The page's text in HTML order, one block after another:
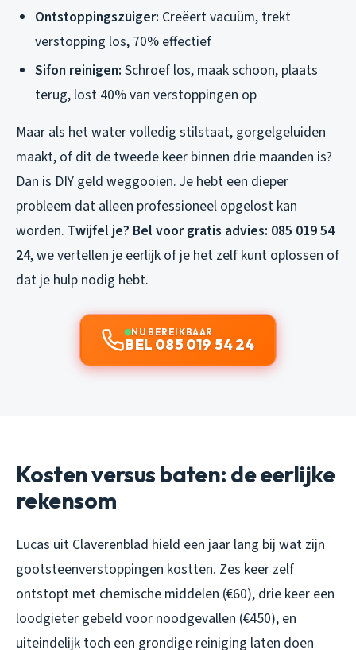
Ontstoppingszuiger: Creëert vacuüm, trekt
verstopping los, 70% effectief
Sifon reinigen: Schroef los, maak schoon, plaats
terug, lost 40% van verstoppingen op
Maar als het water volledig stilstaat, gorgelgeluiden
maakt, of dit de tweede keer binnen drie maanden is?
Dan is DIY geld weggooien. Je hebt een dieper
probleem dat alleen professioneel opgelost kan
worden. Twijfel je? Bel voor gratis advies: 085 019 54
24, we vertellen je eerlijk of je het zelf kunt oplossen of
dat je hulp nodig hebt.
NU BEREIKBAAR
BEL 085 019 54 24
Kosten versus baten: de eerlijke
rekensom
Lucas uit Claverenblad hield een jaar lang bij wat zijn
gootsteenverstoppingen kostten. Zes keer zelf
ontstopt met chemische middelen (€60), drie keer een
loodgieter gebeld voor noodgevallen (€450), en
uiteindelijk toch een grondige reiniging laten doen